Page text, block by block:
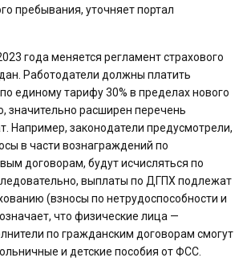
пребывания, уточняет портал
года меняется регламент страхового
Работодатели должны платить
единому тарифу 30% в пределах нового
значительно расширен перечень
Например, законодатели предусмотрели,
в части вознаграждений по
договорам, будут исчисляться по
выплаты по ДГПХ подлежат
(взносы по нетрудоспособности и
что физические лица —
по гражданским договорам смогут
и детские пособия от ФСС.